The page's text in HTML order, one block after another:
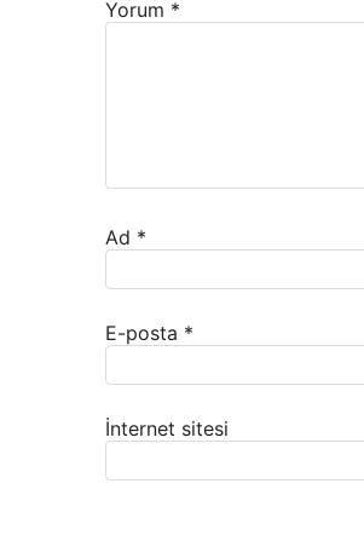
Yorum *
Ad *
E-posta *
İnternet sitesi